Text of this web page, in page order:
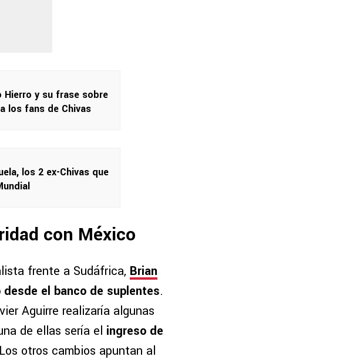
Hierro y su frase sobre
los fans de Chivas
los 2 ex-Chivas que
con México
frente a Sudáfrica, Brian
el banco de suplentes.
Aguirre realizaría algunas
de ellas sería el ingreso de
Los otros cambios apuntan al